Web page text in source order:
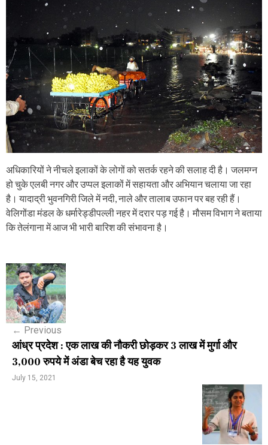
अधिकारियों ने नीचले इलाकों के लोगों को सतर्क रहने की सलाह दी है। जलमग्न
हो चुके एलबी नगर और उप्पल इलाकों में सहायता और अभियान चलाया जा रहा
है। यादाद्री भुवनगिरी जिले में नदी, नाले और तालाब उफान पर बह रही हैं।
वेलिगोंडा मंडल के धर्मारेड्डीपल्ली नहर में दरार पड़ गई है। मौसम विभाग ने बताया
कि तेलंगाना में आज भी भारी बारिश की संभावना है।
P
o
s
n
a
← Previous
आंध्र प्रदेश : एक लाख की नौकरी छोड़कर 3 लाख में मुर्गा और
3,000 रुपये में अंडा बेच रहा है यह युवक
July 15, 2021